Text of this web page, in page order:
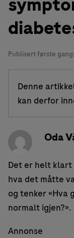
Publisert første gang:
Denne
kan derfor
Oda
Det er helt klart
hva det måtte
og tenker «Hva
normalt igjen?».
Annonse